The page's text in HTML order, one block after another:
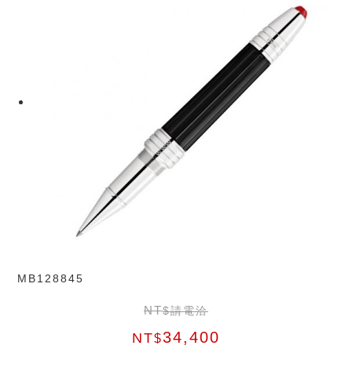
MB128845
NT$請電洽
NT$34,400